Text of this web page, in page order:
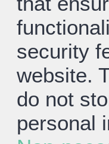
security
website.
do not
personal